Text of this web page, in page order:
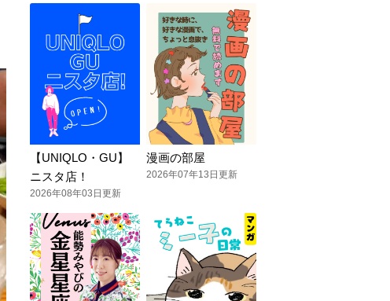
【UNIQLO・GU】
ニスタ店！
2026年08年03日更新
漫画の部屋
2026年07年13日更新